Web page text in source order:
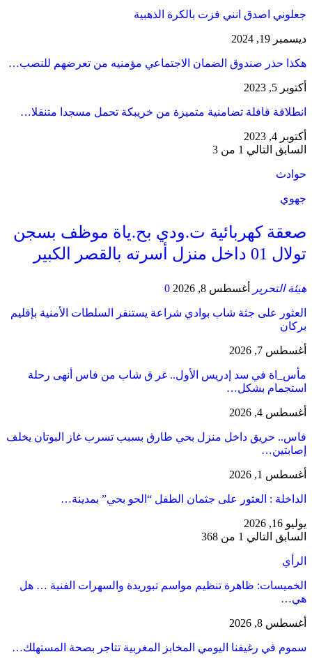
جعلوني اصدق انني فزت بالكرة الذهبية
ديسمبر 19, 2024
هكذا حذر صندوق الضمان الاجتماعي مؤمنيه من تعرضهم للنصب…
أكتوبر 5, 2023
انطلاقة قافلة تضامنية متميزة من خريبكة تحمل مسجدا متنقلا…
أكتوبر 4, 2023
السابق التالي 1 من 3
حوادث
جهوي
صعقة كهربائية ت.ودي بح.ياة موظف بسجن
تولال 01 داخل منزل أسرته بالقصر الكبير
هيئة التحرير أغسطس 8, 2026 0
العثور على جثة شاب بوادي شراعة يستنفر السلطات الأمنية بإقليم
بركان
أغسطس 7, 2026
مأس_اة في سد إدريس الأول.. غر ق شاب من فاس أنهى رحلة
استجمام بشكل…
أغسطس 4, 2026
فاس.. حريق داخل منزل بحي طارق بسبب تسرب غاز البوتان يخلف
إصابتين…
أغسطس 1, 2026
​الداخلة : العثور على جثمان الطفل “الحو بحي” بمدينة…
يوليو 16, 2026
السابق التالي 1 من 368
الرأي
الخميسات: ظاهرة تنظيم مواسم تبوريدة والسهرات الفنية … هل
هي…
أغسطس 8, 2026
سموم في رغيفنا اليومي المخابز المغربية تتاجر بصحة المستهلك…